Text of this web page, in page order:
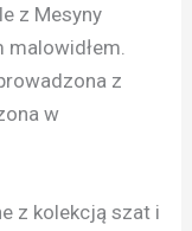
z Mesyny
z
w
z kolekcją szat i